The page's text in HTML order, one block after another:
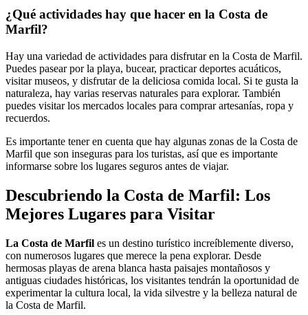
¿Qué actividades hay que hacer en la Costa de
Marfil?
Hay una variedad de actividades para disfrutar en la Costa de Marfil.
Puedes pasear por la playa, bucear, practicar deportes acuáticos,
visitar museos, y disfrutar de la deliciosa comida local. Si te gusta la
naturaleza, hay varias reservas naturales para explorar. También
puedes visitar los mercados locales para comprar artesanías, ropa y
recuerdos.
Es importante tener en cuenta que hay algunas zonas de la Costa de
Marfil que son inseguras para los turistas, así que es importante
informarse sobre los lugares seguros antes de viajar.
Descubriendo la Costa de Marfil: Los
Mejores Lugares para Visitar
La Costa de Marfil es un destino turístico increíblemente diverso,
con numerosos lugares que merece la pena explorar. Desde
hermosas playas de arena blanca hasta paisajes montañosos y
antiguas ciudades históricas, los visitantes tendrán la oportunidad de
experimentar la cultura local, la vida silvestre y la belleza natural de
la Costa de Marfil.